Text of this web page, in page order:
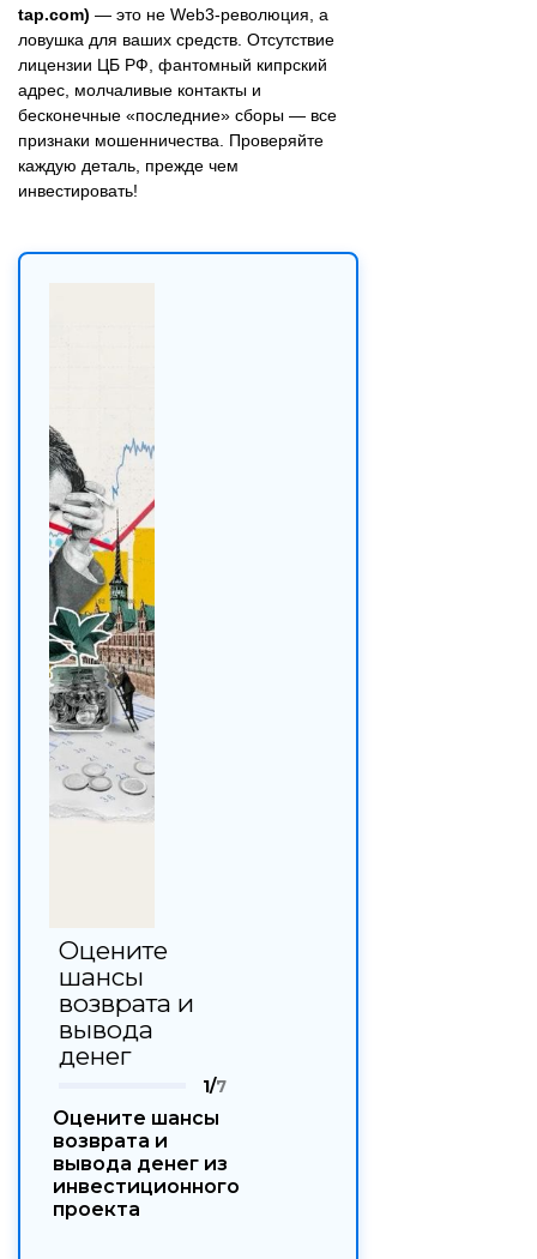
tap.com) — это не Web3-революция, а
ловушка для ваших средств. Отсутствие
лицензии ЦБ РФ, фантомный кипрский
адрес, молчаливые контакты и
бесконечные «последние» сборы — все
признаки мошенничества. Проверяйте
каждую деталь, прежде чем
инвестировать!
Оцените
шансы
возврата и
вывода
денег
1/7
Оцените шансы
возврата и
вывода денег из
инвестиционного
проекта